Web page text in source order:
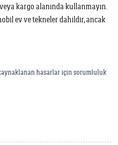
kargo alanında kullanmayın.
ev ve tekneler dahildir, ancak
hasarlar için sorumluluk